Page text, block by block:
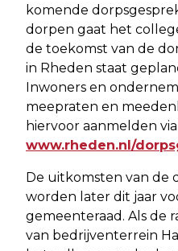
komende
dorpen gaat het
de toekomst van de
in Rheden staat
Inwoners en
meepraten en
hiervoor aanmelden via
www.rheden.nl/
De uitkomsten van de
worden later dit jaar
gemeenteraad. Als de
van bedrijventerrein